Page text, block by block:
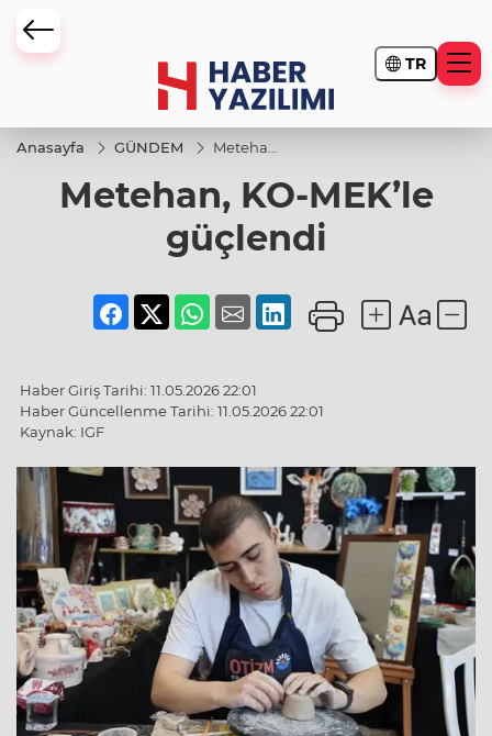
TR
Anasayfa GÜNDEM
Metehan,
MEK’le
güçlendi
Metehan, KO-MEK’le
güçlendi
Haber Giriş Tarihi: 11.05.2026 22:01
Haber Güncellenme Tarihi: 11.05.2026 22:01
Kaynak: IGF